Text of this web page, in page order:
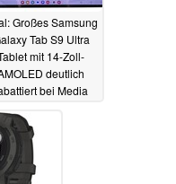
Großes Samsung
Tab S9 Ultra
mit 14-Zoll-
deutlich
bei Media
28.10.2024